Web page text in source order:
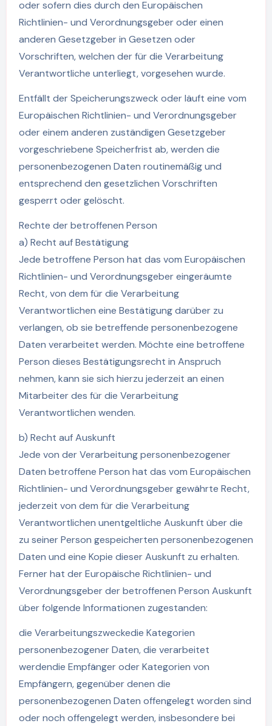
oder sofern dies durch den Europäischen
Richtlinien- und Verordnungsgeber oder einen
anderen Gesetzgeber in Gesetzen oder
Vorschriften, welchen der für die Verarbeitung
Verantwortliche unterliegt, vorgesehen wurde.
Entfällt der Speicherungszweck oder läuft eine vom
Europäischen Richtlinien- und Verordnungsgeber
oder einem anderen zuständigen Gesetzgeber
vorgeschriebene Speicherfrist ab, werden die
personenbezogenen Daten routinemäßig und
entsprechend den gesetzlichen Vorschriften
gesperrt oder gelöscht.
Rechte der betroffenen Person
a) Recht auf Bestätigung
Jede betroffene Person hat das vom Europäischen
Richtlinien- und Verordnungsgeber eingeräumte
Recht, von dem für die Verarbeitung
Verantwortlichen eine Bestätigung darüber zu
verlangen, ob sie betreffende personenbezogene
Daten verarbeitet werden. Möchte eine betroffene
Person dieses Bestätigungsrecht in Anspruch
nehmen, kann sie sich hierzu jederzeit an einen
Mitarbeiter des für die Verarbeitung
Verantwortlichen wenden.
b) Recht auf Auskunft
Jede von der Verarbeitung personenbezogener
Daten betroffene Person hat das vom Europäischen
Richtlinien- und Verordnungsgeber gewährte Recht,
jederzeit von dem für die Verarbeitung
Verantwortlichen unentgeltliche Auskunft über die
zu seiner Person gespeicherten personenbezogenen
Daten und eine Kopie dieser Auskunft zu erhalten.
Ferner hat der Europäische Richtlinien- und
Verordnungsgeber der betroffenen Person Auskunft
über folgende Informationen zugestanden:
die Verarbeitungszweckedie Kategorien
personenbezogener Daten, die verarbeitet
werdendie Empfänger oder Kategorien von
Empfängern, gegenüber denen die
personenbezogenen Daten offengelegt worden sind
oder noch offengelegt werden, insbesondere bei